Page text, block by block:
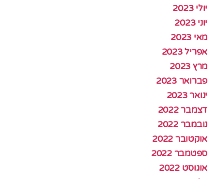
יולי 2023
יוני 2023
מאי 2023
אפריל 2023
מרץ 2023
פברואר 2023
ינואר 2023
דצמבר 2022
נובמבר 2022
אוקטובר 2022
ספטמבר 2022
אוגוסט 2022